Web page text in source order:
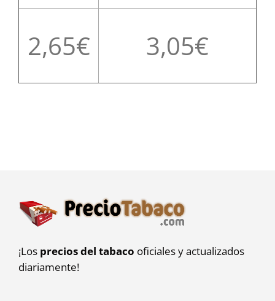
2,65 3,05
¡Los precios del tabaco oficiales y actualizados
diariamente!